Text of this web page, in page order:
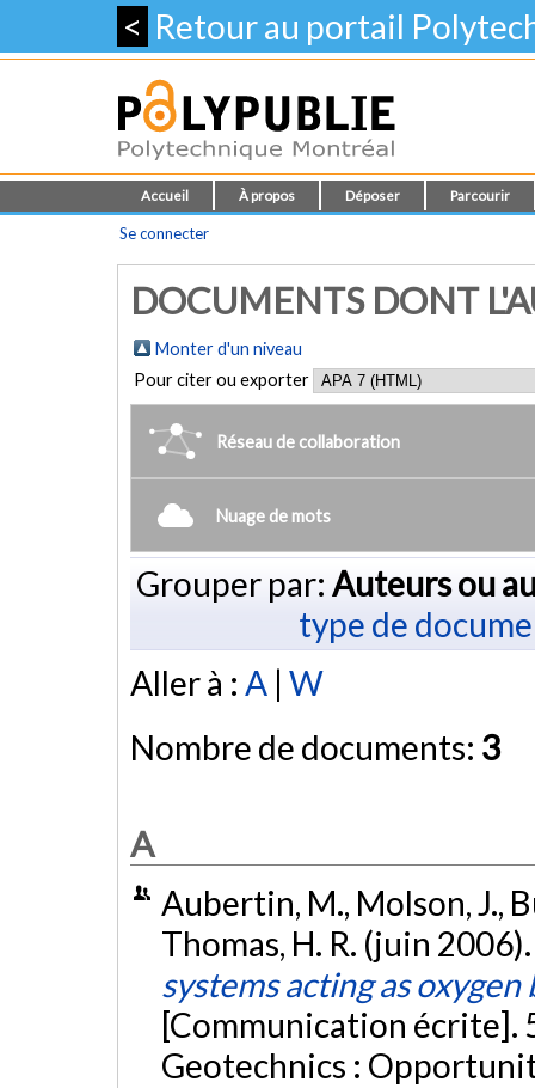
< Retour au portail
Accueil À propos Déposer Parcourir
Se connecter
DOCUMENTS DONT
Monter d'un niveau
Pour citer ou exporter
Réseau de collaboration
Nuage de mots
Grouper par: Auteurs ou
type de
Aller à : A | W
Nombre de documents: 3
A
Aubertin, M., Molson, J.,
Thomas, H. R. (juin
systems acting as
[Communication écrite].
Geotechnics :